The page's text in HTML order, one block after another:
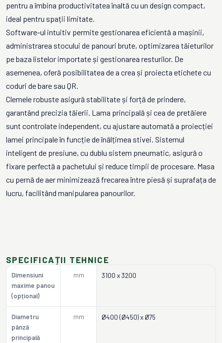
pentru a îmbina productivitatea înaltă cu un design compact,
ideal pentru spații limitate.
Software-ul intuitiv permite gestionarea eficientă a mașinii,
administrarea stocului de panouri brute, optimizarea tăieturilor
pe baza listelor importate și gestionarea resturilor. De
asemenea, oferă posibilitatea de a crea și proiecta etichete cu
coduri de bare sau QR.
Clemele robuste asigură stabilitate și forță de prindere,
garantând precizia tăierii. Lama principală și cea de pretăiere
sunt controlate independent, cu ajustare automată a proiecției
lamei principale în funcție de înălțimea stivei. Sistemul
inteligent de presiune, cu dublu sistem pneumatic, asigură o
fixare perfectă a pachetului și reduce timpii de procesare. Masa
cu pernă de aer minimizează frecarea între piesă și suprafața de
lucru, facilitând manipularea panourilor.
SPECIFICAȚII TEHNICE
Dimensiuni
maxime panou
(opțional)
mm 3100 x 3200
Diametru
pânză
principală
mm Ø400 (Ø450) x Ø75